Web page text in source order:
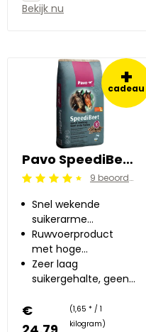
Bekijk nu
+
cadeau
Pavo SpeediBeet 15 kg
Beoordeling: 4.5/5 9 beoordelingen
Snel wekende
suikerarme
bietenpulp
Ruwvoerproduct
met hoge
energiewaarde
Zeer laag
suikergehalte, geen
€
(1,65 * / 1
kilogram)